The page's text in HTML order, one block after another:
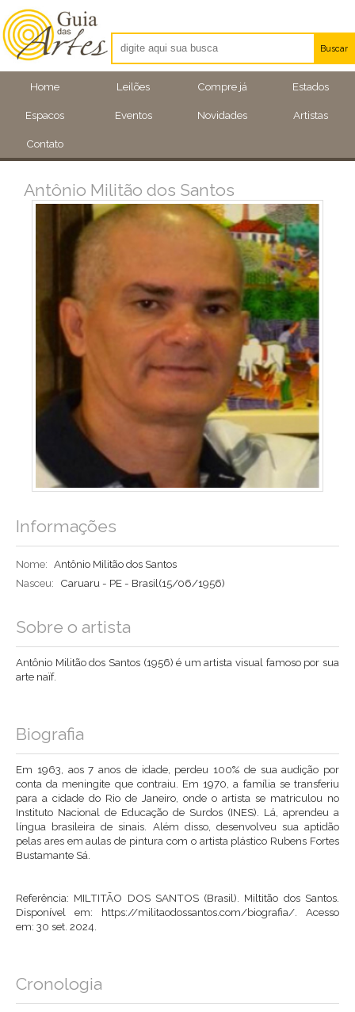
Home Leilões Compre já Estados
Espacos Eventos Novidades Artistas
Contato
Buscar
Artistas
Eventos
Antônio Militão dos Santos
Informações
Nome: Antônio Militão dos Santos
Nasceu:
Caruaru - PE - Brasil(15/06/1956)
Sobre o artista
Antônio Militão dos Santos (1956) é um artista visual famoso por sua
arte naïf.
Biografia
Em 1963, aos 7 anos de idade, perdeu 100% de sua audição por
conta da meningite que contraiu. Em 1970, a família se transferiu
para a cidade do Rio de Janeiro, onde o artista se matriculou no
Instituto Nacional de Educação de Surdos (INES). Lá, aprendeu a
língua brasileira de sinais. Além disso, desenvolveu sua aptidão
pelas ares em aulas de pintura com o artista plástico Rubens Fortes
Bustamante Sá.
Referência: MILTITÃO DOS SANTOS (Brasil). Miltitão dos Santos.
Disponível em: https://militaodossantos.com/biografia/. Acesso
em: 30 set. 2024.
Cronologia